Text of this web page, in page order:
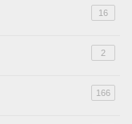
16
2
166